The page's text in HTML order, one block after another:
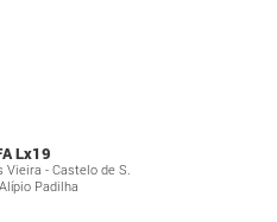
Lx19
Vieira - Castelo de S.
Padilha